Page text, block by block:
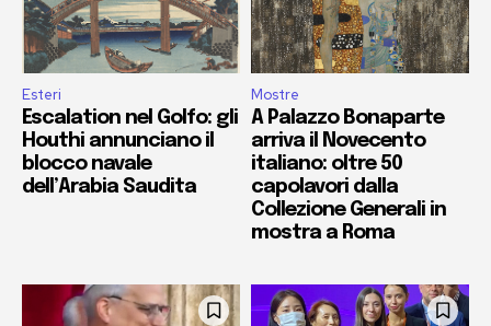
Esteri
Escalation nel Golfo: gli
Houthi annunciano il
blocco navale
dell’Arabia Saudita
Mostre
A Palazzo Bonaparte
arriva il Novecento
italiano: oltre 50
capolavori dalla
Collezione Generali in
mostra a Roma